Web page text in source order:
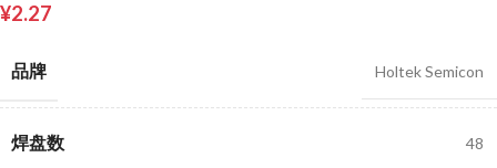
¥2.27
品牌 Holtek Semicon
焊盘数 48